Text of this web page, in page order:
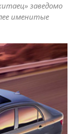
заведомо
именитые